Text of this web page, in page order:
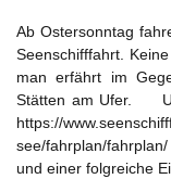
Ab Ostersonntag
Seenschifffahrt.
man erfährt im
Stätten am Ufer.
https://
see/fahrplan/
und einer folgreiche